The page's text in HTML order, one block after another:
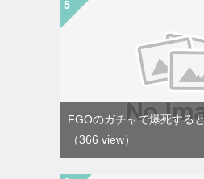
FGOのガチャで爆死する
（366 view）